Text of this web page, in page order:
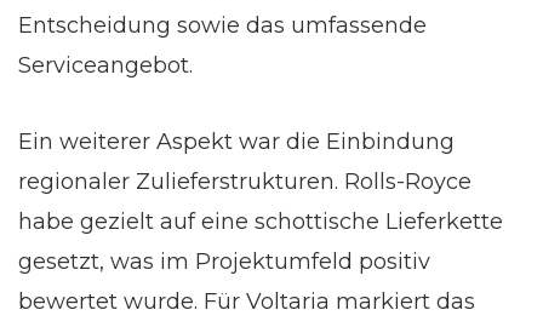
Entscheidung sowie das umfassende
Serviceangebot.
Ein weiterer Aspekt war die Einbindung
regionaler Zulieferstrukturen. Rolls-Royce
habe gezielt auf eine schottische Lieferkette
gesetzt, was im Projektumfeld positiv
bewertet wurde. Für Voltaria markiert das